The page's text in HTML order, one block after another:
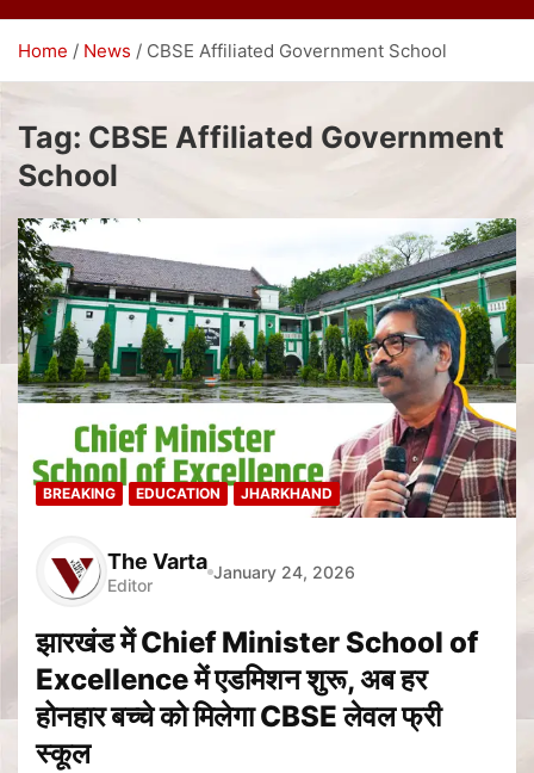
Home News CBSE Affiliated Government School
Tag: CBSE Affiliated Government
School
BREAKING EDUCATION JHARKHAND
The Varta
Editor
January 24, 2026
झारखंड में Chief Minister School of
Excellence में एडमिशन शुरू, अब हर
होनहार बच्चे को मिलेगा CBSE लेवल फ्री
स्कूल